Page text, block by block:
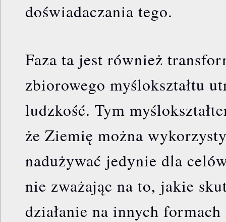
doświadaczania tego.
Faza ta jest również
zbiorowego myślokształtu
ludzkość. Tym
że Ziemię można
nadużywać jedynie dla
nie zważając na to, jakie
działanie na innych